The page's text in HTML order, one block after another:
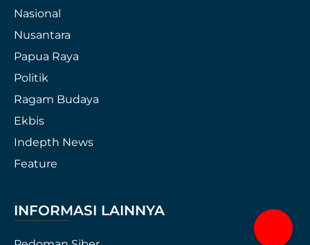
Nasional
Nusantara
Papua Raya
Politik
Ragam Budaya
Ekbis
Indepth News
Feature
INFORMASI LAINNYA